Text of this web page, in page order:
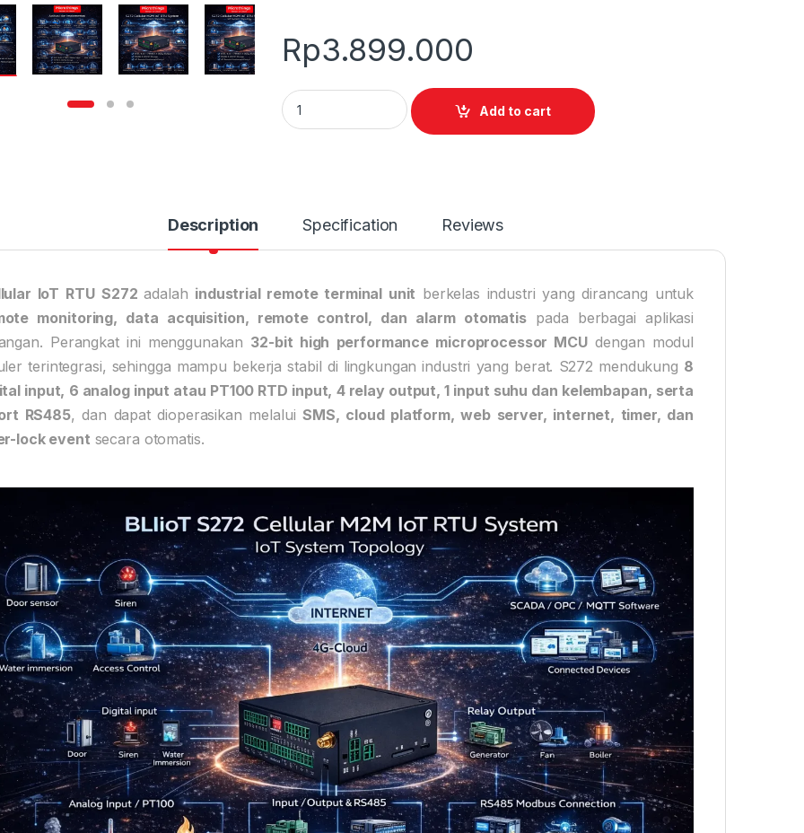
Rp3.899.000
Cellular IoT RTU S272 quantity
Add to cart
Description Specification Reviews
IoT RTU S272adalah industrial remote terminal unit berkelas industri yang dirancang untuk
monitoring, data acquisition, remote control, dan alarm otomatispada berbagai aplikasi
Perangkat ini menggunakan 32-bit high performance microprocessor MCU dengan modul
terintegrasi, sehingga mampu bekerja stabil di lingkungan industri yang berat. S272 mendukung 8
input, 6 analog input atau PT100 RTD input, 4 relay output, 1 input suhu dan kelembapan, serta
RS485, dan dapat dioperasikan melaluiSMS, cloud platform, web server, internet, timer, dan
lock event secara otomatis.